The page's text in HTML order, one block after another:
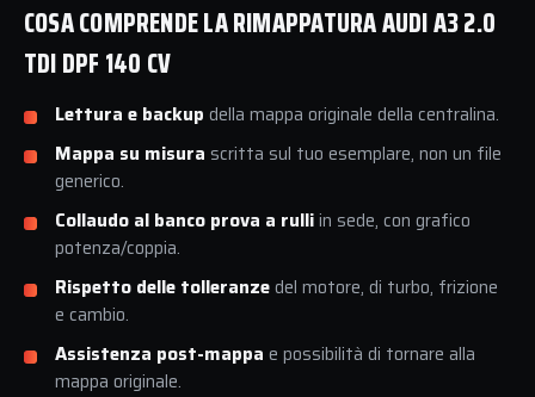
COSA COMPRENDE LA RIMAPPATURA AUDI A3 2.0
TDI DPF 140 CV
Lettura e backup della mappa originale della centralina.
Mappa su misura scritta sul tuo esemplare, non un file
generico.
Collaudo al banco prova a rulliin sede, con grafico
potenza/coppia.
Rispetto delle tolleranzedel motore, di turbo, frizione
e cambio.
Assistenza post-mappa e possibilità di tornare alla
mappa originale.